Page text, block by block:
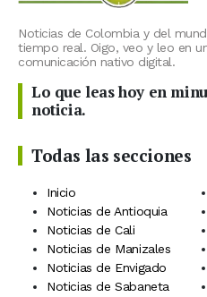
Noticias de Colombia y del
tiempo real. Oigo, veo y leo en
comunicación nativo digital.
Lo que leas hoy en
noticia.
Todas las secciones
Inicio
Noticias de Antioquia
Noticias de Cali
Noticias de Manizales
Noticias de Envigado
Noticias de Sabaneta